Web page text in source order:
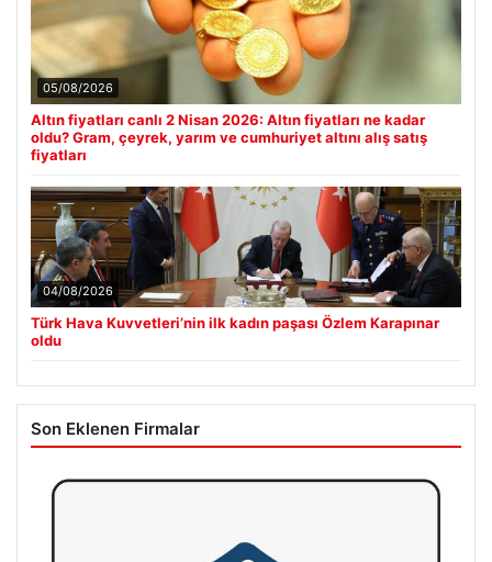
05/08/2026
Altın fiyatları canlı 2 Nisan 2026: Altın fiyatları ne kadar
oldu? Gram, çeyrek, yarım ve cumhuriyet altını alış satış
fiyatları
04/08/2026
Türk Hava Kuvvetleri’nin ilk kadın paşası Özlem Karapınar
oldu
Son Eklenen Firmalar